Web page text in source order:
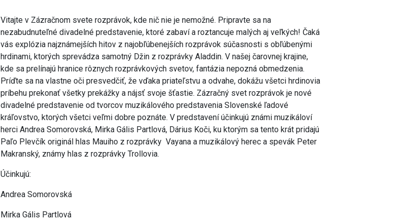
Vitajte v Zázračnom svete rozprávok, kde nič nie je nemožné. Pripravte sa na
nezabudnuteľné divadelné predstavenie, ktoré zabaví a roztancuje malých aj veľkých! Čaká
vás explózia najznámejších hitov z najobľúbenejších rozprávok súčasnosti s obľúbenými
hrdinami, ktorých sprevádza samotný Džin z rozprávky Aladdin. V našej čarovnej krajine,
kde sa prelínajú hranice rôznych rozprávkových svetov, fantázia nepozná obmedzenia.
Príďte sa na vlastne oči presvedčiť, že vďaka priateľstvu a odvahe, dokážu všetci hrdinovia
príbehu prekonať všetky prekážky a nájsť svoje šťastie. Zázračný svet rozprávok je nové
divadelné predstavenie od tvorcov muzikálového predstavenia Slovenské ľadové
kráľovstvo, ktorých všetci veľmi dobre poznáte. V predstavení účinkujú známi muzikáloví
herci Andrea Somorovská, Mirka Gális Partlová, Dárius Koči, ku ktorým sa tento krát pridajú
Paľo Plevčík originál hlas Mauiho z rozprávky Vayana a muzikálový herec a spevák Peter
Makranský, známy hlas z rozprávky Trollovia.
Účinkujú:
Andrea Somorovská
Mirka Gális Partlová